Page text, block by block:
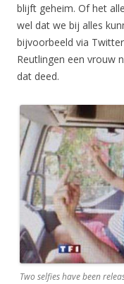
blijft geheim. Of het
wel dat we bij alles
bijvoorbeeld via
Reutlingen een vrouw
dat deed.
Two selfies have been